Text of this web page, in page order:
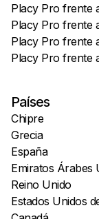
Placy Pro frente
Placy Pro frente
Placy Pro frente
Placy Pro frente
Países
Chipre
Grecia
España
Emiratos Árabes
Reino Unido
Estados Unidos